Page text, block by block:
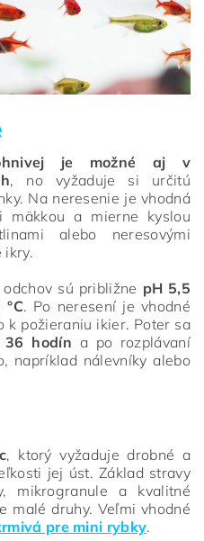
je možné aj v
, no vyžaduje si určitú
Na neresenie je vhodná
mäkkou a mierne kyslou
alebo neresovými
ikry.
sú približne pH 5,5
. Po neresení je vhodné
k požieraniu ikier. Poter sa
hodín a po rozplávaní
napríklad nálevníky alebo
, ktorý vyžaduje drobné a
jej úst. Základ stravy
mikrogranule a kvalitné
malé druhy. Veľmi vhodné
pre mini rybky.